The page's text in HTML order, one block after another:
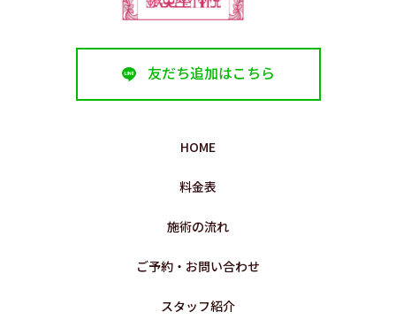
友だち追加はこちら
HOME
料金表
施術の流れ
ご予約・お問い合わせ
スタッフ紹介